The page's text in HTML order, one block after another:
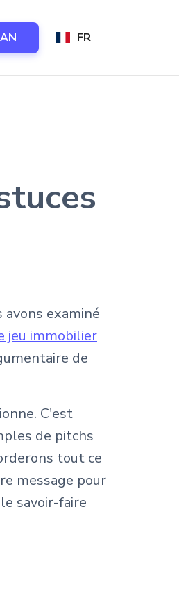
FR
examiné
jeu immobilier
de
C'est
de pitchs
tout ce
message pour
savoir-faire